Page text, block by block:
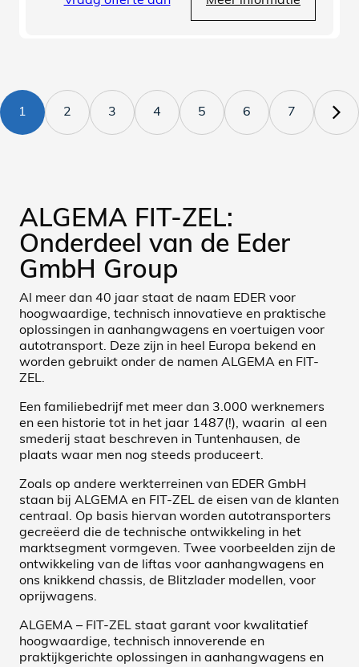
1 2 3 4 5 6 7
ALGEMA FIT-ZEL:
Onderdeel van de Eder
GmbH Group
Al meer dan 40 jaar staat de naam EDER voor
hoogwaardige, technisch innovatieve en praktische
oplossingen in aanhangwagens en voertuigen voor
autotransport. Deze zijn in heel Europa bekend en
worden gebruikt onder de namen ALGEMA en FIT-
ZEL.
Een familiebedrijf met meer dan 3.000 werknemers
en een historie tot in het jaar 1487(!), waarin al een
smederij staat beschreven in Tuntenhausen, de
plaats waar men nog steeds produceert.
Zoals op andere werkterreinen van EDER GmbH
staan bij ALGEMA en FIT-ZEL de eisen van de klanten
centraal. Op basis hiervan worden autotransporters
gecreëerd die de technische ontwikkeling in het
marktsegment vormgeven. Twee voorbeelden zijn de
ontwikkeling van de liftas voor aanhangwagens en
ons knikkend chassis, de Blitzlader modellen, voor
oprijwagens.
ALGEMA – FIT-ZEL staat garant voor kwalitatief
hoogwaardige, technisch innoverende en
praktijkgerichte oplossingen in aanhangwagens en